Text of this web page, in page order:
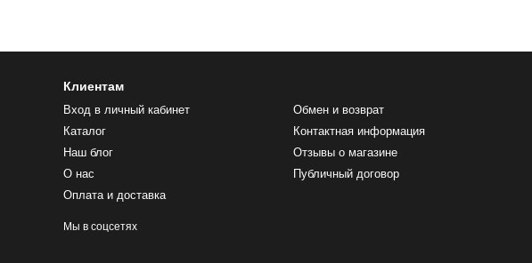
Клиентам
Вход в личный кабинет
Каталог
Наш блог
О нас
Оплата и доставка
Обмен и возврат
Контактная информация
Отзывы о магазине
Публичный договор
Мы в соцсетях